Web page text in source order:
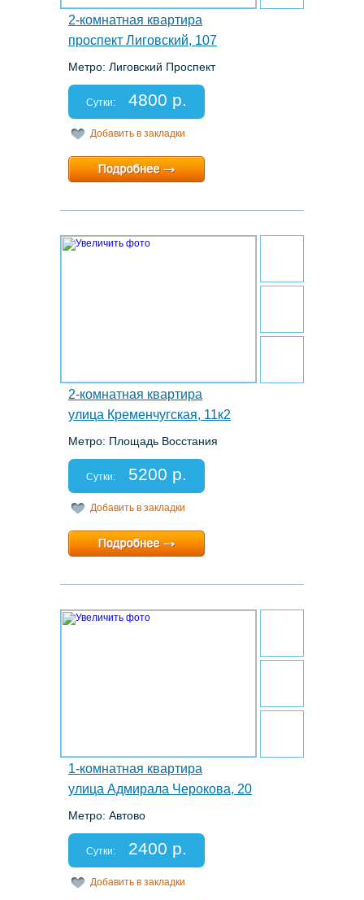
2-комнатная квартира
проспект Лиговский, 107
Метро: Лиговский Проспект
Спальных мест: 2+2+2
Отчетные документы: есть
Сутки: 4800 р.
Добавить в закладки
Минимальный срок:2 суток
Расчетный час:12:00
2-комнатная квартира
улица Кременчугская, 11к2
Метро: Площадь Восстания
Спальных мест: 2+2+2
Отчетные документы: есть
Сутки: 5200 р.
Добавить в закладки
Минимальный срок:2 суток
Расчетный час:12:00
1-комнатная квартира
улица Адмирала Черокова, 20
Метро: Автово
Спальных мест: 2
Отчетные документы: есть
Сутки: 2400 р.
Добавить в закладки